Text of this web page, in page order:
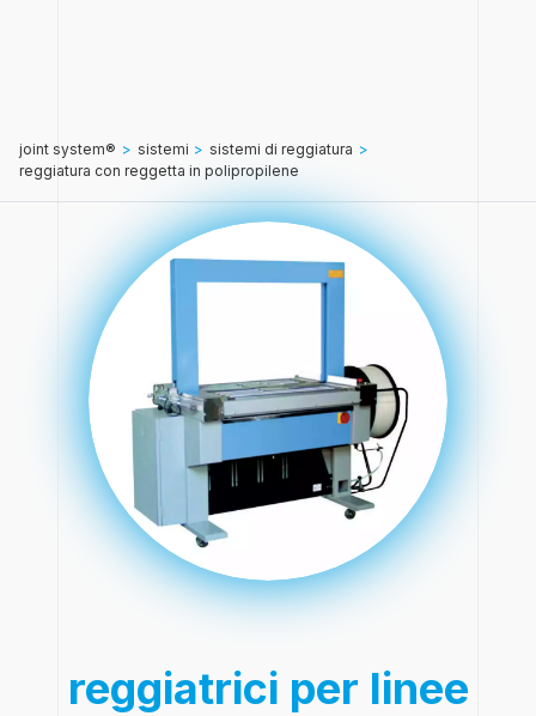
joint system® > sistemi > sistemi di reggiatura >
reggiatura con reggetta in polipropilene
reggiatrici per linee